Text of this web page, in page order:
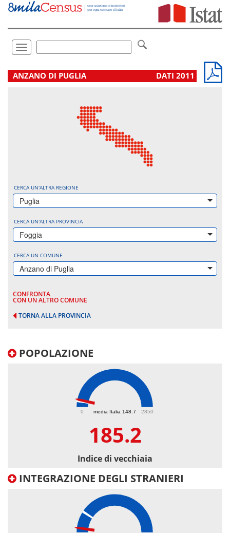
Vai
direttamente
Toggle
navigation
.
ANZANO DI PUGLIA DATI 2011
CERCA UN'ALTRA REGIONE
Puglia
CERCA UN'ALTRA PROVINCIA
Foggia
CERCA UN COMUNE
Anzano di Puglia
CONFRONTA
CON UN ALTRO COMUNE
TORNA ALLA PROVINCIA
POPOLAZIONE
media Italia 148.7
0 2850
185.2
Indice di vecchiaia
INTEGRAZIONE DEGLI STRANIERI